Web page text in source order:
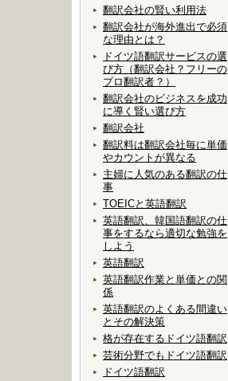
翻訳会社の賢い利用法
翻訳会社が海外進出で必須
な理由とは？
ドイツ語翻訳サービスの選
び方（翻訳会社？フリーの
プロ翻訳者？）
翻訳会社のビジネスを成功
に導く賢い選び方
翻訳会社
翻訳料は翻訳会社毎に単価
やカウントが異なる
主婦に人気のある翻訳の仕
事
TOEICと英語翻訳
英語翻訳、韓国語翻訳の仕
事をするなら適切な勉強を
しよう
英語翻訳
英語翻訳作業と単価との関
係
英語翻訳のよくある間違い
とその解決策
格が存在するドイツ語翻訳
芸術分野でもドイツ語翻訳
ドイツ語翻訳